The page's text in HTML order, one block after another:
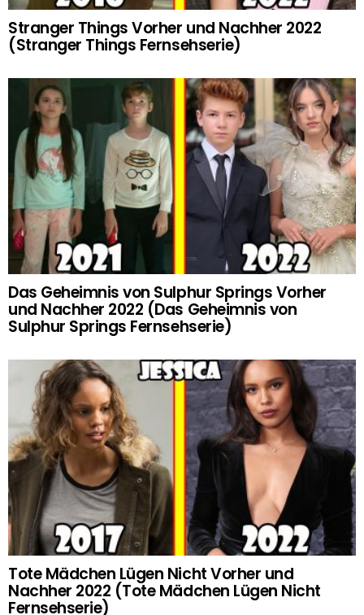
Stranger Things Vorher und Nachher 2022
(Stranger Things Fernsehserie)
Das Geheimnis von Sulphur Springs Vorher
und Nachher 2022 (Das Geheimnis von
Sulphur Springs Fernsehserie)
Tote Mädchen Lügen Nicht Vorher und
Nachher 2022 (Tote Mädchen Lügen Nicht
Fernsehserie)